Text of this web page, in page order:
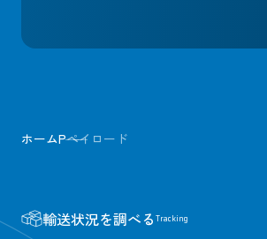
ホームPペイロード
輸送状況を調べる Tracking